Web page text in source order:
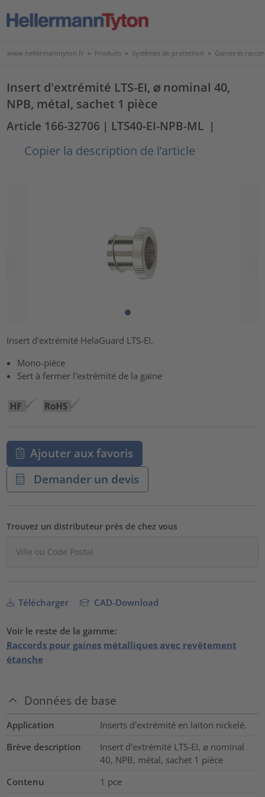
www.hellermanntyton.fr > Produits > Systèmes de protection > Gaines et
Insert d'extrémité LTS-EI, ⌀ nominal 40,
NPB, métal, sachet 1 pièce
Article 166-32706 | LTS40-EI-NPB-ML |
Copier la description de l’article
Insert d'extrémité HelaGuard LTS-EI.
Mono-pièce
Sert à fermer l'extrémité de la gaine
Ajouter aux favoris
Demander un devis
Trouvez un distributeur près de chez vous
Télécharger CAD-Download
Voir le reste de la gamme:
Raccords pour gaines métalliques avec revêtement
étanche
Données de base
Application
Inserts d'extrémité en laiton nickelé.
Brève description
Insert d'extrémité LTS-EI, ⌀ nominal
40, NPB, métal, sachet 1 pièce
Contenu
1 pce